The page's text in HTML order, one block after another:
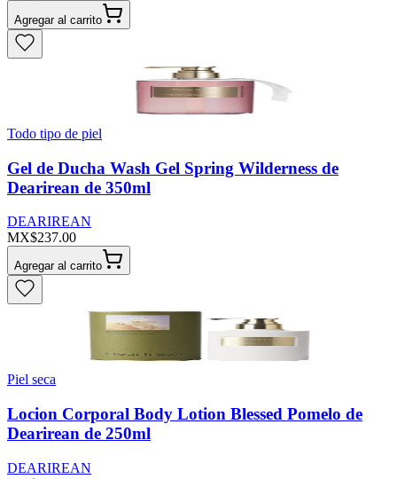
Agregar al carrito
Todo tipo de piel
Gel de Ducha Wash Gel Spring Wilderness de
Dearirean de 350ml
DEARIREAN
MX$237.00
Agregar al carrito
Piel seca
Locion Corporal Body Lotion Blessed Pomelo de
Dearirean de 250ml
DEARIREAN